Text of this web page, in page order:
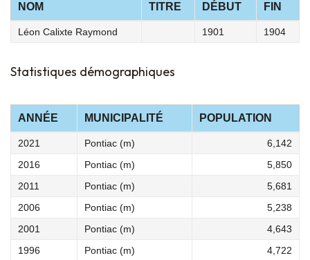
NOM TITRE DÉBUT FIN
Léon Calixte Raymond 1901 1904
Statistiques démographiques
ANNÉE MUNICIPALITÉ POPULATION
2021 Pontiac (m)
6,142
2016
Pontiac (m)
5,850
2011
Pontiac (m)
5,681
2006
Pontiac (m)
5,238
2001
Pontiac (m)
4,643
1996
Pontiac (m)
4,722